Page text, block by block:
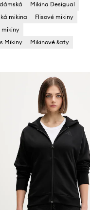
Mikina Desigual
mikina
Flisové mikiny
Mikiny Mikinové šaty